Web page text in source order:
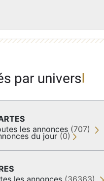
par univers
les annonces (707)
du jour (0)